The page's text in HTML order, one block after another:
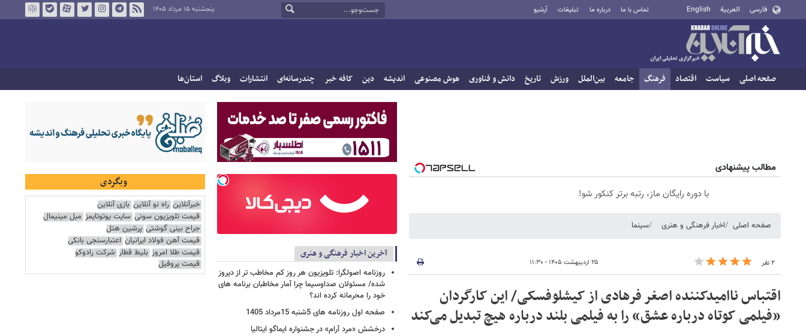
فارسی العربية English تماس با ما درباره ما تبلیغات آرشیو پنجشنبه ۱۵ مرداد ۱۴۰۵
صفحه اصلی سیاست اقتصاد فرهنگ جامعه بین‌الملل ورزش تاریخ دانش و فناوری هوش مصنوعی اندیشه دین کافه خبر چندرسانه‌ای انتشارات وبلاگ استان‌ها
مطالب پیشنهادی
با دوره رایگان ماز، رتبه برتر کنکور شو!
صفحه اصلی اخبار فرهنگی و هنری سینما
۲ نفر ۲۵ اردیبهشت ۱۴۰۵ - ۱۱:۳۰
اقتباس ناامیدکننده اصغر فرهادی از کیشلوفسکی/ این کارگردان
«فیلمی کوتاه درباره عشق» را به فیلمی بلند درباره هیچ تبدیل می‌کند
آخرین اخبار فرهنگی و هنری
روزنامه اصولگرا: تلویزیون هر روز کم مخاطب تر از دیروز
شده/ مسئولان صداوسیما چرا آمار مخاطبان برنامه های
خود را محرمانه کرده اند؟
صفحه اول روزنامه های 5شنبه 15مرداد 1405
درخشش «مرد آرام» در جشنواره ایماگو ایتالیا
وبگردی
خبرآنلاین راه نو آنلاین بازی آنلاین
قیمت تلویزیون سونی سایت یوتوتایمز مبل مینیمال
جراح بینی گوشتی پرشین هتل
قیمت آهن فولاد ایرانیان اعتبارسنجی بانکی
قیمت طلا امروز بلیط قطار شرکت رادوکو
قیمت پروفیل